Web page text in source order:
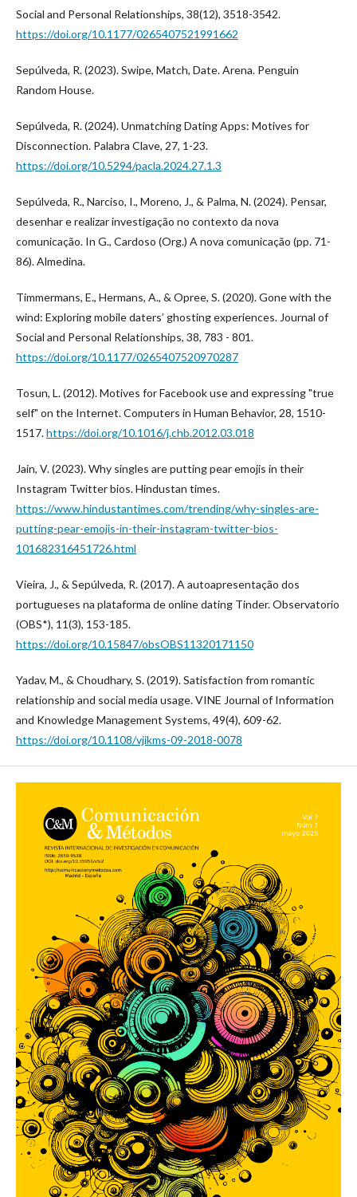
Social and Personal Relationships, 38(12), 3518-3542.
https://doi.org/10.1177/0265407521991662
Sepúlveda, R. (2023). Swipe, Match, Date. Arena. Penguin
Random House.
Sepúlveda, R. (2024). Unmatching Dating Apps: Motives for
Disconnection. Palabra Clave, 27, 1-23.
https://doi.org/10.5294/pacla.2024.27.1.3
Sepúlveda, R., Narciso, I., Moreno, J., & Palma, N. (2024). Pensar,
desenhar e realizar investigação no contexto da nova
comunicação. In G., Cardoso (Org.) A nova comunicação (pp. 71-
86). Almedina.
Timmermans, E., Hermans, A., & Opree, S. (2020). Gone with the
wind: Exploring mobile daters’ ghosting experiences. Journal of
Social and Personal Relationships, 38, 783 - 801.
https://doi.org/10.1177/0265407520970287
Tosun, L. (2012). Motives for Facebook use and expressing "true
self" on the Internet. Computers in Human Behavior, 28, 1510-
1517.https://doi.org/10.1016/j.chb.2012.03.018
Jain, V. (2023). Why singles are putting pear emojis in their
Instagram Twitter bios. Hindustan times.
https://www.hindustantimes.com/trending/why-singles-are-
putting-pear-emojis-in-their-instagram-twitter-bios-
101682316451726.html
Vieira, J., & Sepúlveda, R. (2017). A autoapresentação dos
portugueses na plataforma de online dating Tinder. Observatorio
(OBS*), 11(3), 153-185.
https://doi.org/10.15847/obsOBS11320171150
Yadav, M., & Choudhary, S. (2019). Satisfaction from romantic
relationship and social media usage. VINE Journal of Information
and Knowledge Management Systems, 49(4), 609-62.
https://doi.org/10.1108/vjikms-09-2018-0078